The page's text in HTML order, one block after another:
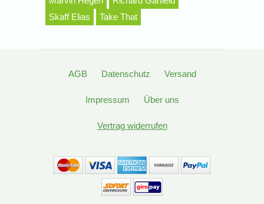
Skaff Elias
Take That
AGB Datenschutz Versand
Impressum Über uns
Vertrag widerrufen